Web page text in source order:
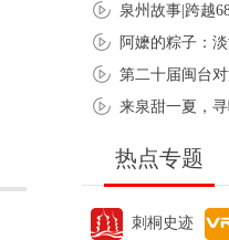
阿嬷的粽子：
来泉甜一夏，
热点专题
刺桐史迹